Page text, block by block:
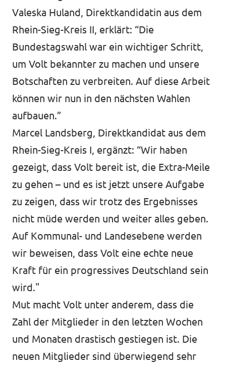
Valeska Huland, Direktkandidatin aus dem
Rhein-Sieg-Kreis II, erklärt: “Die
Bundestagswahl war ein wichtiger Schritt,
um Volt bekannter zu machen und unsere
Botschaften zu verbreiten. Auf diese Arbeit
können wir nun in den nächsten Wahlen
aufbauen.”
Marcel Landsberg, Direktkandidat aus dem
Rhein-Sieg-Kreis I, ergänzt: “Wir haben
gezeigt, dass Volt bereit ist, die Extra-Meile
zu gehen – und es ist jetzt unsere Aufgabe
zu zeigen, dass wir trotz des Ergebnisses
nicht müde werden und weiter alles geben.
Auf Kommunal- und Landesebene werden
wir beweisen, dass Volt eine echte neue
Kraft für ein progressives Deutschland sein
wird."
Mut macht Volt unter anderem, dass die
Zahl der Mitglieder in den letzten Wochen
und Monaten drastisch gestiegen ist. Die
neuen Mitglieder sind überwiegend sehr